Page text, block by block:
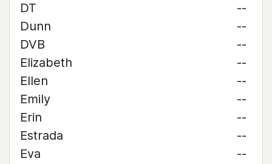
DT
--
Dunn
--
DVB
--
Elizabeth
--
Ellen
--
Emily
--
Erin
--
Estrada
--
Eva
--